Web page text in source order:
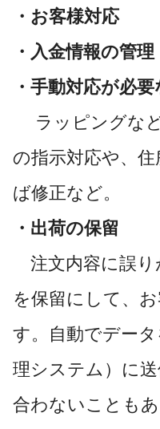
・お客様対応
・入金情報の管理
・手動対応が必要
ラッピングな
の指示対応や、
ば修正など。
・出荷の保留
注文内容に誤り
を保留にして、
す。自動でデー
理システム）に
合わないこともあ